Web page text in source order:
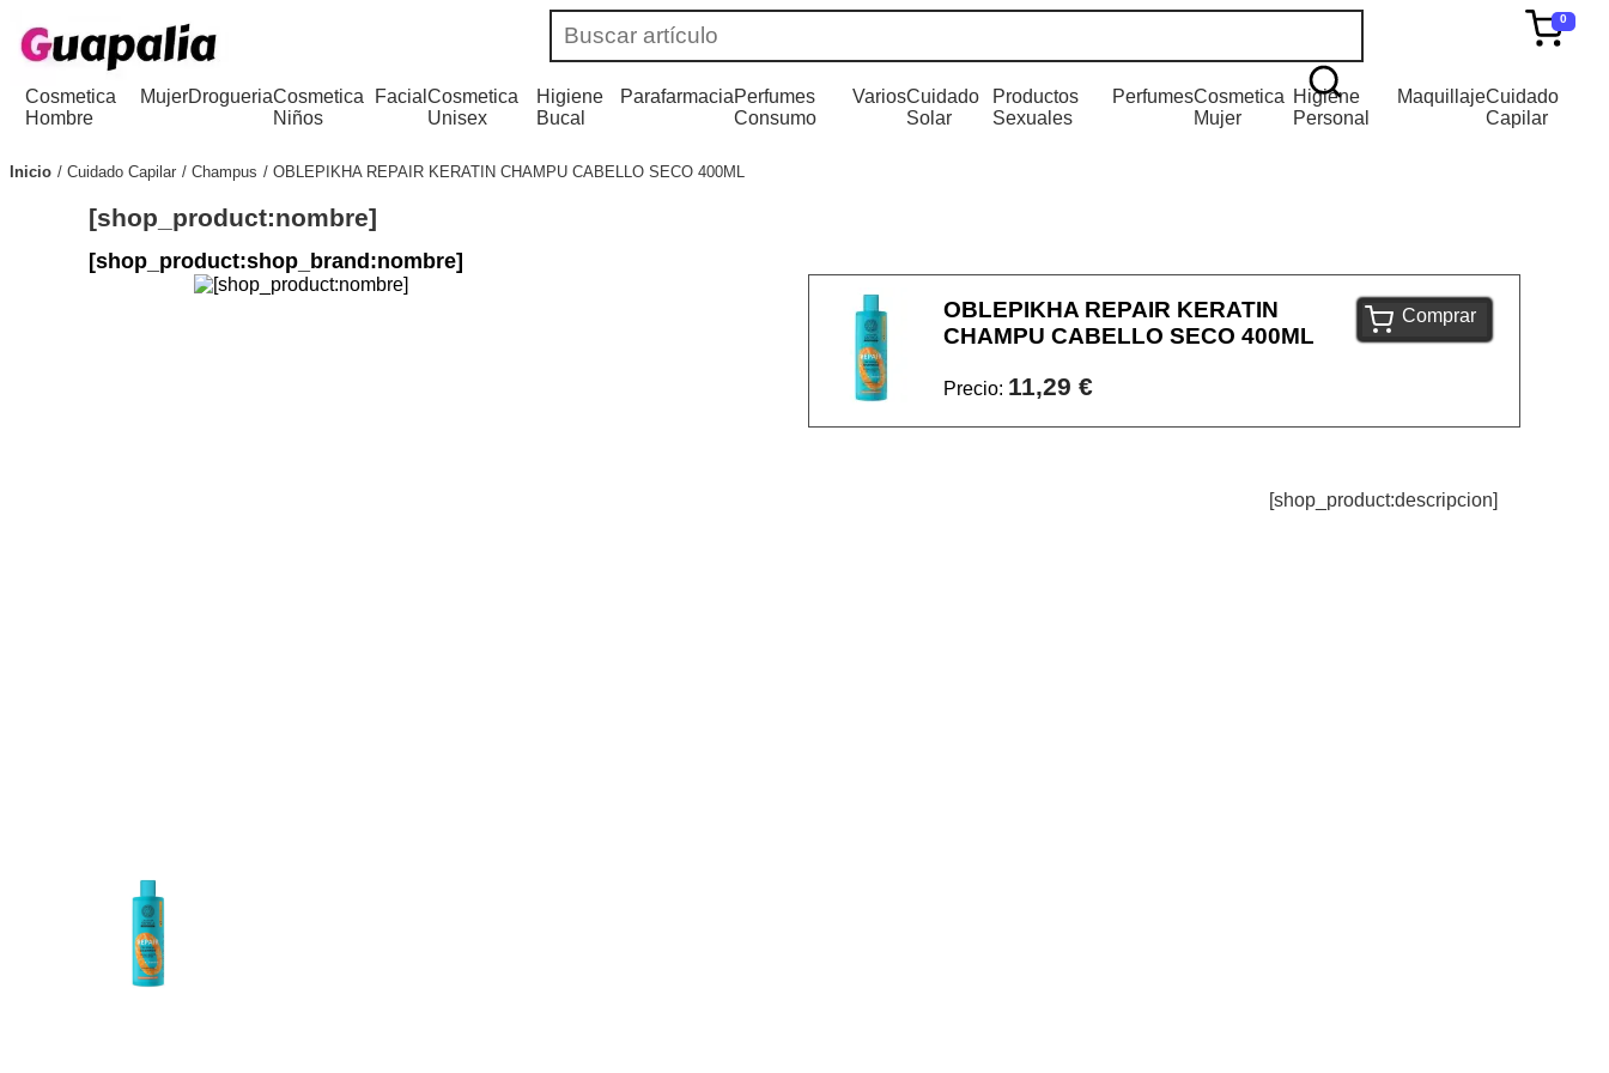
0
Cosmetica
Hombre
MujerDrogueriaCosmetica
Niños
FacialCosmetica
Unisex
Higiene
Bucal
ParafarmaciaPerfumes
Consumo
VariosCuidado
Solar
Productos
Sexuales
PerfumesCosmetica
Mujer
Higiene
Personal
MaquillajeCuidado
Capilar
Inicio Cuidado Capilar Champus OBLEPIKHA REPAIR KERATIN CHAMPU CABELLO SECO 400ML
[shop_product:nombre]
[shop_product:shop_brand:nombre]
OBLEPIKHA REPAIR KERATIN
CHAMPU CABELLO SECO 400ML
Precio: 11,29 €
Comprar
[shop_product:descripcion]